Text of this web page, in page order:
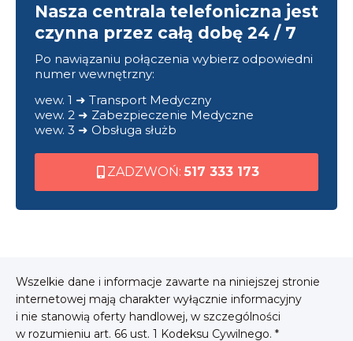
Nasza centrala telefoniczna jest
czynna przez całą dobę 24 / 7
Po nawiązaniu połączenia wybierz odpowiedni
numer wewnętrzny:
wew. 1 ➜ Transport Medyczny
wew. 2 ➜ Zabezpieczenie Medyczne
wew. 3 ➜ Obsługa służb
ZADZWOŃ: 517 333 173
Wszelkie dane i informacje zawarte na niniejszej stronie
internetowej mają charakter wyłącznie informacyjny
i nie stanowią oferty handlowej, w szczególności
w rozumieniu art. 66 ust. 1 Kodeksu Cywilnego. *